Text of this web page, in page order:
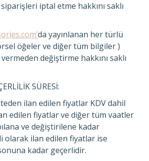
iptal etme hakkını saklı
da yayınlanan her türlü
öğeler ve diğer tüm bilgiler )
değiştirme hakkını saklı
SÜRESİ:
ilan edilen fiyatlar KDV dahil
edilen fiyatlar ve diğer tüm vaatler
ve değiştirilene kadar
olarak ilan edilen fiyatlar ise
kadar geçerlidir.